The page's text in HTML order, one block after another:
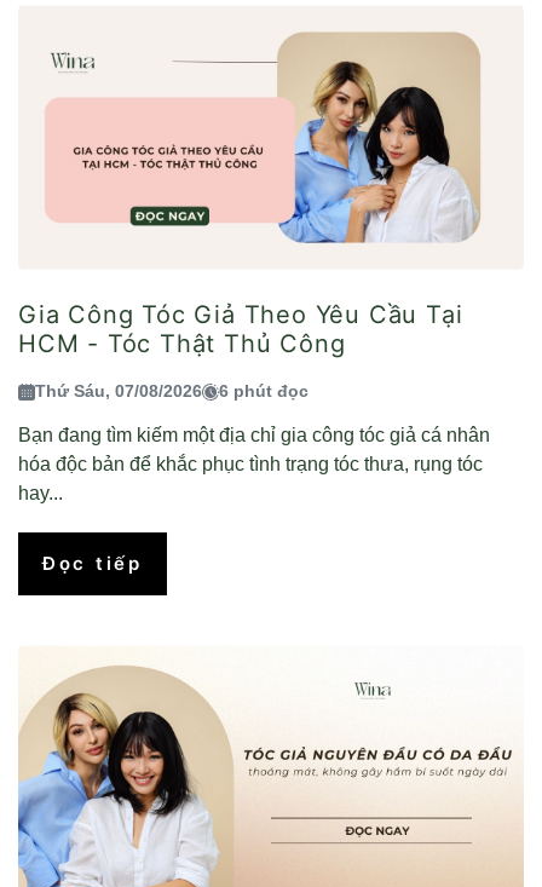
Gia Công Tóc Giả Theo Yêu Cầu Tại
HCM - Tóc Thật Thủ Công
Thứ Sáu, 07/08/2026 6 phút đọc
Bạn đang tìm kiếm một địa chỉ gia công tóc giả cá nhân
hóa độc bản để khắc phục tình trạng tóc thưa, rụng tóc
hay...
Đọc tiếp